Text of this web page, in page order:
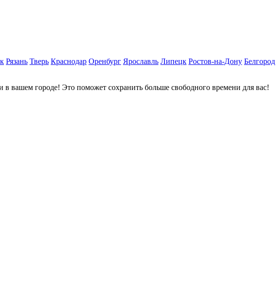
Рязань Тверь Краснодар Оренбург Ярославль Липецк Ростов-на-Дону Белгород
вашем городе! Это поможет сохранить больше свободного времени для вас!